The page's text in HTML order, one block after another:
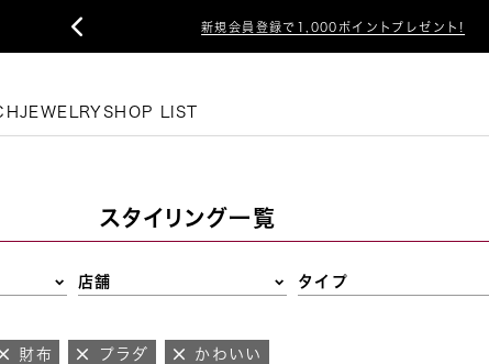
新規会員登録で1,000ポイントプレゼント!

JEWELRY SHOP LIST
スタイリング一覧
店舗 タイプ
財布 プラダ かわいい